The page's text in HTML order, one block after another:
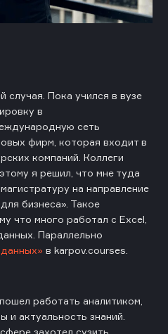
случая. Пока учился в вузе
в
сеть
фирм, которая входит в
компаний. Коллеги
я решил, что мне туда
на направление
бизнеса». Такое
что много работал с Excel,
Параллельно
в karpov.courses.
работать аналитиком,
и актуальность знаний.
захотел сузить